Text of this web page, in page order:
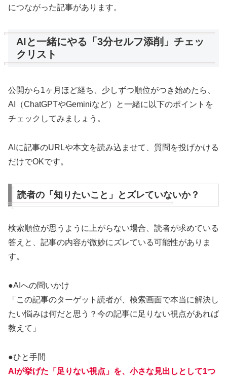
につながった記事があります。
AIと一緒にやる「3分セルフ添削」チェッ
クリスト
公開から1ヶ月ほど経ち、少しずつ順位がつき始めたら、
AI（ChatGPTやGeminiなど）と一緒に以下のポイントを
チェックしてみましょう。
AIに記事のURLや本文を読み込ませて、質問を投げかける
だけでOKです。
読者の「知りたいこと」とズレていないか？
検索順位が思うように上がらない場合、読者が求めている
答えと、記事の内容が微妙にズレている可能性がありま
す。
●AIへの問いかけ
「この記事のターゲット読者が、検索画面で本当に解決し
たい悩みは何だと思う？今の記事に足りない視点があれば
教えて」
●ひと手間
AIが挙げた「足りない視点」を、小さな見出しとして1つ